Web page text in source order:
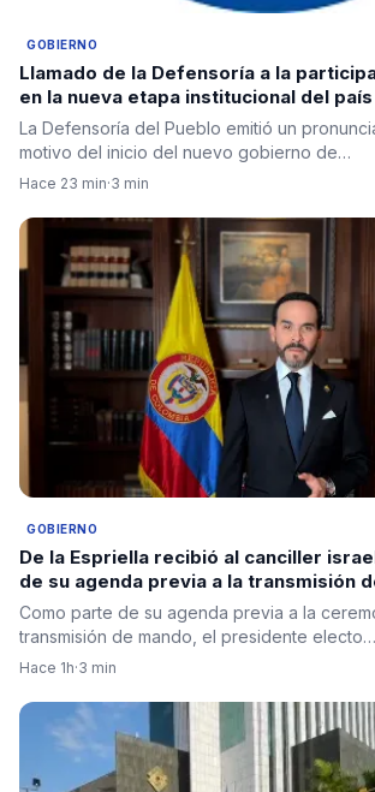
GOBIERNO
Llamado de la Defensoría a la
en la nueva etapa institucional del país
La Defensoría del Pueblo emitió un
motivo del inicio del nuevo gobierno de…
Hace 23 min·3 min
GOBIERNO
De la Espriella recibió al canciller
de su agenda previa a la transmisión
Como parte de su agenda previa a la
transmisión de mando, el presidente electo…
Hace 1h·3 min